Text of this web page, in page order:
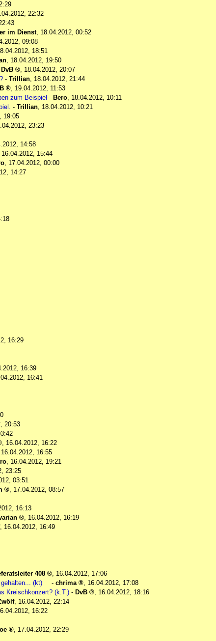
22:32
im Dienst, 18.04.2012, 00:52
09:08
18:51
, 18.04.2012, 19:50
DvB , 18.04.2012, 20:07
- Trillian, 18.04.2012, 21:44
, 19.04.2012, 11:53
zum Beispiel - Bero, 18.04.2012, 10:11
- Trillian, 18.04.2012, 10:21
19:05
23:23
14:58
16.04.2012, 15:44
, 17.04.2012, 00:00
14:27
16:29
16:39
16:41
20:53
, 16.04.2012, 16:22
16.04.2012, 16:55
, 16.04.2012, 19:21
23:25
03:51
, 17.04.2012, 08:57
16:13
, 16.04.2012, 16:19
, 16.04.2012, 16:49
408 , 16.04.2012, 17:06
(kt)
- chrima , 16.04.2012, 17:08
Kreischkonzert? (k.T.) - DvB , 16.04.2012, 18:16
, 16.04.2012, 22:14
16:22
, 17.04.2012, 22:29